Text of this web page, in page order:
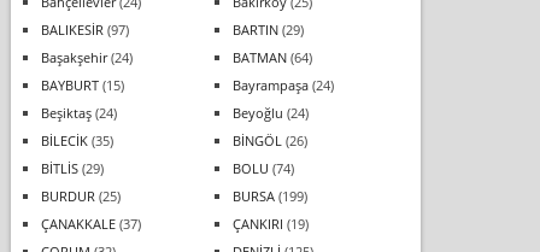
BALIKESİR (97) BARTIN(29)
Başakşehir(24) BATMAN(64)
BAYBURT(15) Bayrampaşa(24)
Beşiktaş(24) Beyoğlu (24)
BİLECİK(35) BİNGÖL (26)
BİTLİS(29) BOLU (74)
BURDUR (25) BURSA(199)
ÇANAKKALE(37) ÇANKIRI (19)